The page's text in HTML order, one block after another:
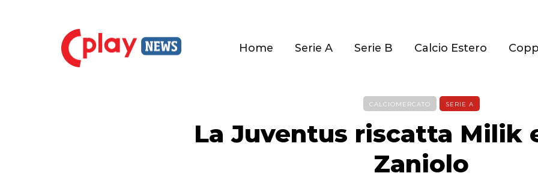
Home Serie A Serie B Calcio Estero
CALCIOMERCATO SERIE A
La Juventus riscatta Milik
Zaniolo